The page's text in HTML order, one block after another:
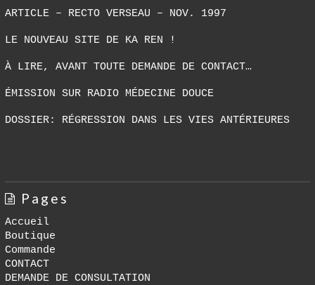
ARTICLE – RECTO VERSEAU – NOV. 1997
LE NOUVEAU SITE DE KA REN !
À LIRE, AVANT TOUTE DEMANDE DE CONTACT…
ÉMISSION SUR RADIO MÉDECINE DOUCE
DOSSIER: RÉGRESSION DANS LES VIES ANTÉRIEURES
Pages
Accueil
Boutique
Commande
CONTACT
DEMANDE DE CONSULTATION